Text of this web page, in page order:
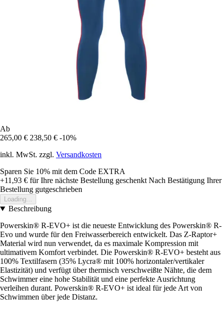
Ab
265,00 € 238,50 € -10%
inkl. MwSt. zzgl. Versandkosten
Sparen Sie 10% mit dem Code EXTRA
+11,93 € für Ihre nächste Bestellung geschenkt Nach Bestätigung Ihrer
Bestellung gutgeschrieben
Loading...
Beschreibung
Powerskin® R-EVO+ ist die neueste Entwicklung des Powerskin® R-
Evo und wurde für den Freiwasserbereich entwickelt. Das Z-Raptor+
Material wird nun verwendet, da es maximale Kompression mit
ultimativem Komfort verbindet. Die Powerskin® R-EVO+ besteht aus
100% Textilfasern (35% Lycra® mit 100% horizontaler/vertikaler
Elastizität) und verfügt über thermisch verschweißte Nähte, die dem
Schwimmer eine hohe Stabilität und eine perfekte Ausrichtung
verleihen durant. Powerskin® R-EVO+ ist ideal für jede Art von
Schwimmen über jede Distanz.